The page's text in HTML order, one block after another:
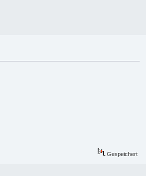
Gespeichert